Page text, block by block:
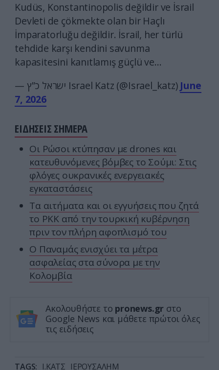
Kudüs, Konstantinopolis değildir ve İsrail
Devleti de çökmekte olan bir Haçlı
İmparatorluğu değildir. İsrail, her türlü
tehdide karşı kendini savunma
kapasitesini kanıtlamış güçlü ve…
— ישראל כ”ץ Israel Katz (@Israel_katz) June
7, 2026
ΕΙΔΗΣΕΙΣ ΣΗΜΕΡΑ
Οι Ρώσοι κτύπησαν με drones και
κατευθυνόμενες βόμβες το Σούμι: Στις
φλόγες ουκρανικές ενεργειακές
εγκαταστάσεις
Τα αιτήματα και οι εγγυήσεις που ζητά
το PKK από την τουρκική κυβέρνηση
πριν τον πλήρη αφοπλισμό του
Ο Παναμάς ενισχύει τα μέτρα
ασφαλείας στα σύνορα με την
Κολομβία
Ακολουθήστε το pronews.gr στο
Google News και μάθετε πρώτοι όλες
τις ειδήσεις
TAGS: Ι.ΚΑΤΣ ΙΕΡΟΥΣΑΛΗΜ